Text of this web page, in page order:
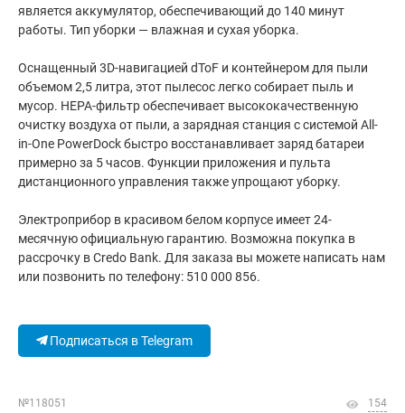
является аккумулятор, обеспечивающий до 140 минут
работы. Тип уборки — влажная и сухая уборка.
Оснащенный 3D-навигацией dToF и контейнером для пыли
объемом 2,5 литра, этот пылесос легко собирает пыль и
мусор. HEPA-фильтр обеспечивает высококачественную
очистку воздуха от пыли, а зарядная станция с системой All-
in-One PowerDock быстро восстанавливает заряд батареи
примерно за 5 часов. Функции приложения и пульта
дистанционного управления также упрощают уборку.
Электроприбор в красивом белом корпусе имеет 24-
месячную официальную гарантию. Возможна покупка в
рассрочку в Credo Bank. Для заказа вы можете написать нам
или позвонить по телефону: 510 000 856.
Подписаться в Telegram
№118051
154